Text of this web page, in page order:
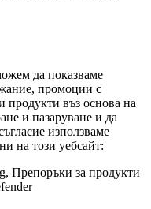
да показваме
промоции с
продукти въз основа на
и пазаруване и да
използваме
на този уебсайт:
Препоръки за продукти